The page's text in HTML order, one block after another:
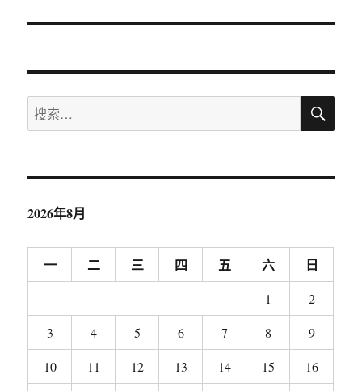
章：
搜
索：
搜
2026年8月
一 二 三 四 五 六 日
1
2
3
4 5 6 7 8
9
10
11 12 13 14 15
16